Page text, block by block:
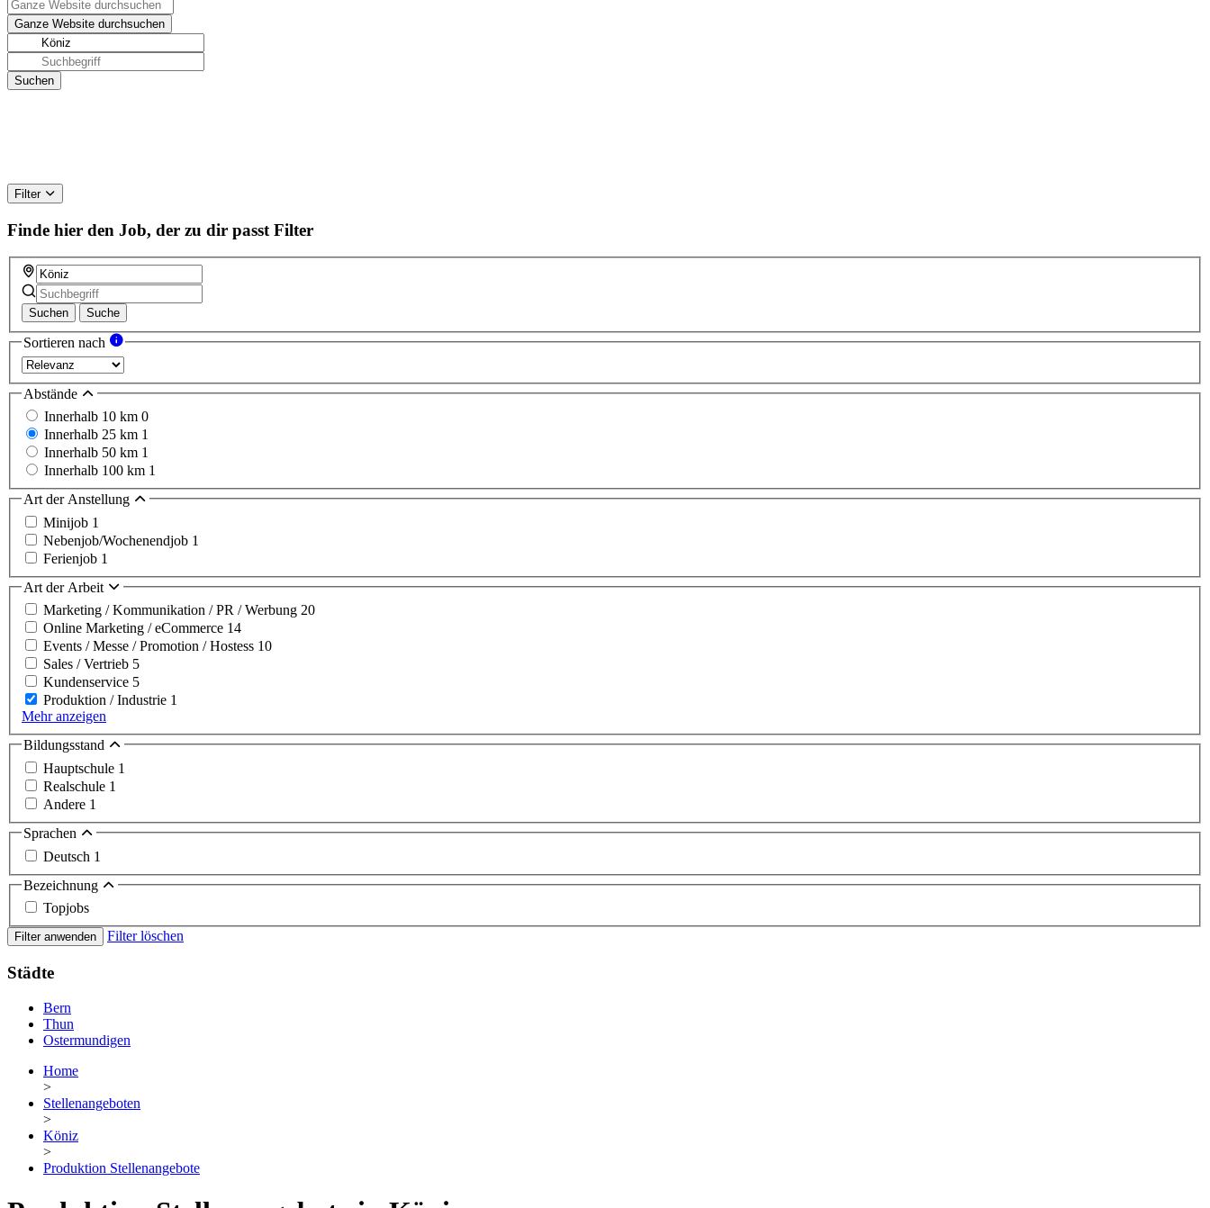
Filter
Finde hier den Job, der zu dir passt Filter
Suchen Suche
Sortieren nach
Abstände
Innerhalb 10 km 0
Innerhalb 25 km 1
Innerhalb 50 km 1
Innerhalb 100 km 1
Art der Anstellung
Minijob 1
Nebenjob/Wochenendjob 1
Ferienjob 1
Art der Arbeit
Marketing / Kommunikation / PR / Werbung 20
Online Marketing / eCommerce 14
Events / Messe / Promotion / Hostess 10
Sales / Vertrieb 5
Kundenservice 5
Produktion / Industrie 1
Mehr anzeigen
Bildungsstand
Hauptschule 1
Realschule 1
Andere 1
Sprachen
Deutsch 1
Bezeichnung
Topjobs
Filter anwenden Filter löschen
Städte
Bern
Thun
Ostermundigen
Home
>
Stellenangeboten
>
Köniz
>
Produktion Stellenangebote